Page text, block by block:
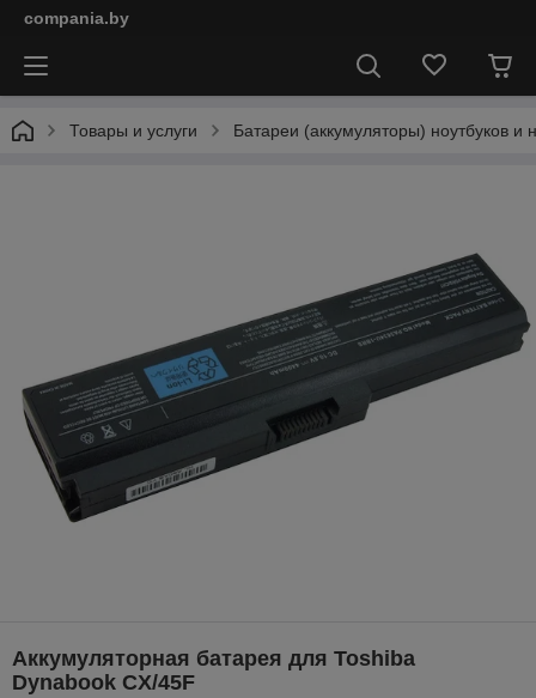
compania.by
Товары и услуги Батареи (аккумуляторы) ноутбуков и
Аккумуляторная батарея для Toshiba
Dynabook CX/45F